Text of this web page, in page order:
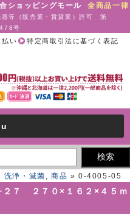
合ショッピングモール全商品一律
器等（販売業・賃貸業）許可 第
号
払い
特定商取引法に基づく表記
洗浄・滅菌 , 商品 » 0-4005-05
×４５ｍｍ[個](as1-0-4005-05)
７ ２７０×１６２×４５ｍ